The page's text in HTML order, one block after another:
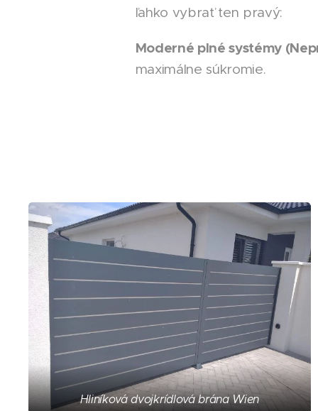
ľahko vybrať ten pravý:
Moderné plné systémy
maximálne súkromie.
Hliníková dvojkrídlová brána Wien